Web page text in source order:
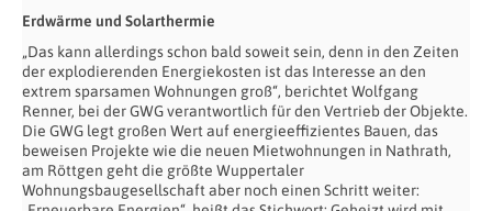
Erdwärme und Solarthermie
„Das kann allerdings schon bald soweit sein, denn in den Zeiten
der explodierenden Energiekosten ist das Interesse an den
extrem sparsamen Wohnungen groß“, berichtet Wolfgang
Renner, bei der GWG verantwortlich für den Vertrieb der Objekte.
Die GWG legt großen Wert auf energieeffizientes Bauen, das
beweisen Projekte wie die neuen Mietwohnungen in Nathrath,
am Röttgen geht die größte Wuppertaler
Wohnungsbaugesellschaft aber noch einen Schritt weiter: